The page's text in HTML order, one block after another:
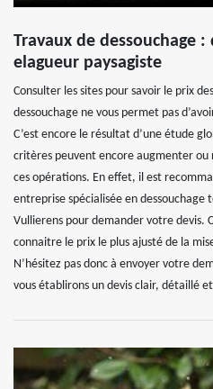
Travaux de dessouchage
elagueur paysagiste
Consulter les sites pour savoir le prix
dessouchage ne vous permet pas
C’est encore le résultat d’une étude
critères peuvent encore augmenter
ces opérations. En effet, il est
entreprise spécialisée en dessouchage
Vullierens pour demander votre devis.
connaitre le prix le plus ajusté de la
N’hésitez pas donc à envoyer votre
vous établirons un devis clair, détaillé